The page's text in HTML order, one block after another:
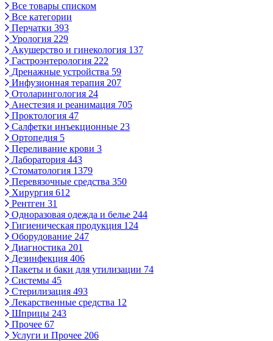
Все товары списком
Все категории
Перчатки 393
Урология 229
Акушерство и гинекология 137
Гастроэнтерология 222
Дренажные устройства 59
Инфузионная терапия 207
Отоларингология 24
Анестезия и реанимация 705
Проктология 47
Салфетки инъекционные 23
Ортопедия 5
Переливание крови 3
Лаборатория 443
Стоматология 1379
Перевязочные средства 350
Хирургия 612
Рентген 31
Одноразовая одежда и белье 244
Гигиеническая продукция 124
Оборудование 247
Диагностика 201
Дезинфекция 406
Пакеты и баки для утилизации 74
Системы 45
Стерилизация 493
Лекарственные средства 12
Шприцы 243
Прочее 67
Услуги и Прочее 206